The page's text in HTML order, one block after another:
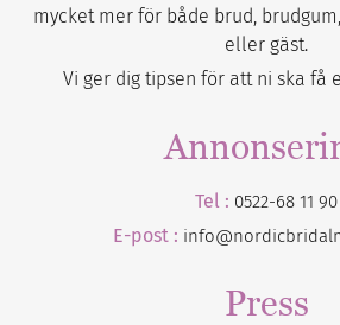
mycket mer för både brud,
eller gäst.
Vi ger dig tipsen för att ni ska få
Tel : 0522-68 11 90
E-post :
Press